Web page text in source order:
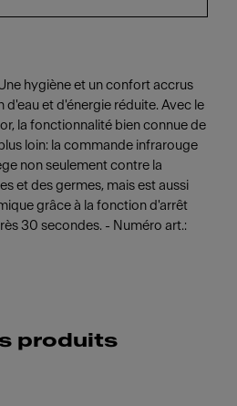
hygiène et un confort accrus
et d'énergie réduite. Avec le
la fonctionnalité bien connue de
loin: la commande infrarouge
non seulement contre la
et des germes, mais est aussi
grâce à la fonction d'arrêt
30 secondes. - Numéro art.:
produits